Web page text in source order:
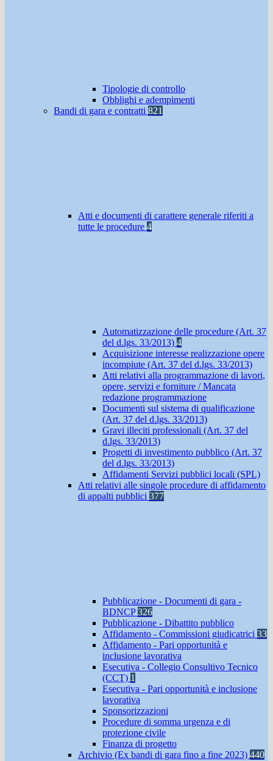
Tipologie di controllo
Obblighi e adempimenti
Bandi di gara e contratti 821
Atti e documenti di carattere generale riferiti a
tutte le procedure 4
Automatizzazione delle procedure (Art. 37
del d.lgs. 33/2013) 4
Acquisizione interesse realizzazione opere
incompiute (Art. 37 del d.lgs. 33/2013)
Atti relativi alla programmazione di lavori,
opere, servizi e forniture / Mancata
redazione programmazione
Documenti sul sistema di qualificazione
(Art. 37 del d.lgs. 33/2013)
Gravi illeciti professionali (Art. 37 del
d.lgs. 33/2013)
Progetti di investimento pubblico (Art. 37
del d.lgs. 33/2013)
Affidamenti Servizi pubblici locali (SPL)
Atti relativi alle singole procedure di affidamento
di appalti pubblici 377
Pubblicazione - Documenti di gara -
BDNCP326
Pubblicazione - Dibattito pubblico
Affidamento - Commissioni giudicatrici 33
Affidamento - Pari opportunità e
inclusione lavorativa
Esecutiva - Collegio Consultivo Tecnico
(CCT) 1
Esecutiva - Pari opportunità e inclusione
lavorativa
Sponsorizzazioni
Procedure di somma urgenza e di
protezione civile
Finanza di progetto
Archivio (Ex bandi di gara fino a fine 2023) 440